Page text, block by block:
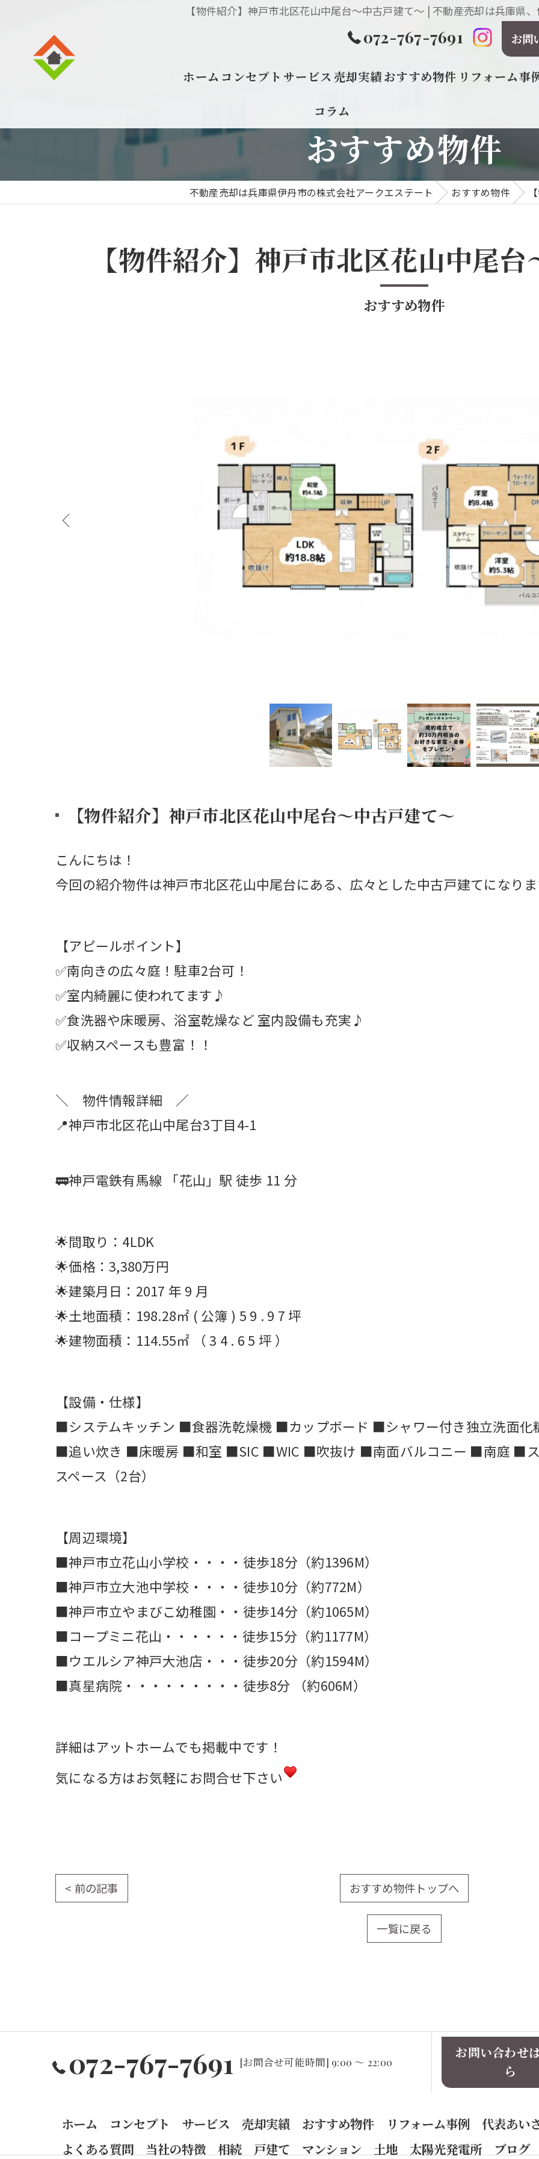
【物件紹介】神戸市北区花山中尾台～中古戸建て～ | 不動産売却は兵庫県
072-767-7691 お問
ホーム コンセプト サービス 売却実績おすすめ物件 リフォーム事
コラム
おすすめ物件
不動産売却は兵庫県伊丹市の株式会社アークエステート おすすめ物件
おすすめ物件
【物件紹介】神戸市北区花山中尾
【物件紹介】神戸市北区花山中尾台～中古戸建て～
こんにちは！
今回の紹介物件は神戸市北区花山中尾台にある、広々とした中古戸建てになり
【アピールポイント】
✅南向きの広々庭！駐車2台可！
✅室内綺麗に使われてます♪
✅食洗器や床暖房、浴室乾燥など 室内設備も充実♪
✅収納スペースも豊富！！
＼ 物件情報詳細 ／
📍神戸市北区花山中尾台3丁目4-1
🚃神戸電鉄有馬線 「花山」駅 徒歩 11 分
🌟間取り：4LDK
🌟価格：3,380万円
🌟建築月日：2017 年 9 月
🌟土地面積：198.28㎡ ( 公簿 ) 5 9 . 9 7 坪
🌟建物面積：114.55㎡ （ 3 4 . 6 5 坪 ）
【設備・仕様】
■システムキッチン ■食器洗乾燥機 ■カップボード ■シャワー付き独立洗面
■追い炊き ■床暖房 ■和室 ■SIC ■WIC ■吹抜け ■南面バルコニー ■南庭 ■
スペース（2台）
【周辺環境】
■神戸市立花山小学校・・・・徒歩18分（約1396M）
■神戸市立大池中学校・・・・徒歩10分（約772M）
■神戸市立やまびこ幼稚園・・徒歩14分（約1065M）
■コープミニ花山・・・・・・徒歩15分（約1177M）
■ウエルシア神戸大池店・・・徒歩20分（約1594M）
■真星病院・・・・・・・・・徒歩8分 （約606M）
詳細はアットホームでも掲載中です！
気になる方はお気軽にお問合せ下さい
< 前の記事 おすすめ物件トップへ
一覧に戻る
072-767-7691 [お問合せ可能時間] 9:00 ～ 22:00
お問い合わせ
ら
ホーム コンセプト サービス 売却実績 おすすめ物件 リフォーム事例
代表あい
よくある質問
当社の特徴 相続 戸建て マンション 土地 太陽光発電所 ブログ